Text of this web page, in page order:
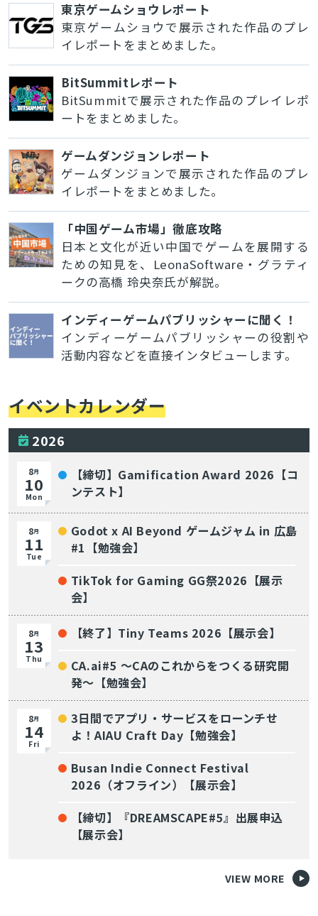
東京ゲームショウレポート
東京ゲームショウで展示された作品のプレ
イレポートをまとめました。
BitSummitレポート
BitSummitで展示された作品のプレイレポ
ートをまとめました。
ゲームダンジョンレポート
ゲームダンジョンで展示された作品のプレ
イレポートをまとめました。
「中国ゲーム市場」徹底攻略
日本と文化が近い中国でゲームを展開する
ための知見を、LeonaSoftware・グラティ
ークの高橋 玲央奈氏が解説。
インディーゲームパブリッシャーに聞く！
インディーゲームパブリッシャーの役割や
活動内容などを直接インタビューします。
イベントカレンダー
2026
8月
10
Mon
【締切】Gamification Award 2026【コ
ンテスト】
8月
11
Tue
Godot x AI Beyond ゲームジャム in 広島
#1【勉強会】
TikTok for Gaming GG祭2026【展示
会】
8月
13
Thu
【終了】Tiny Teams 2026【展示会】
CA.ai#5 〜CAのこれからをつくる研究開
発〜【勉強会】
8月
14
Fri
3日間でアプリ・サービスをローンチせ
よ！AIAU Craft Day【勉強会】
Busan Indie Connect Festival
2026（オフライン）【展示会】
【締切】『DREAMSCAPE#5』出展申込
【展示会】
VIEW MORE